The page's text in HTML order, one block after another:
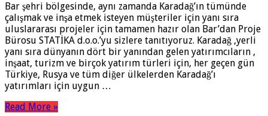
Bar şehri bölgesinde, aynı zamanda Karadağ’ın tümünde
çalışmak ve inşa etmek isteyen müşteriler için yanı sıra
uluslararası projeler için tamamen hazır olan Bar’dan Proje
Bürosu STATİKA d.o.o.’yu sizlere tanıtıyoruz. Karadağ ,yerli
yanı sıra dünyanın dört bir yanından gelen yatırımcıların ,
inşaat, turizm ve birçok yatırım türleri için, her geçen gün
Türkiye, Rusya ve tüm diğer ülkelerden Karadağ’ı
yatırımları için uygun …
Read More »